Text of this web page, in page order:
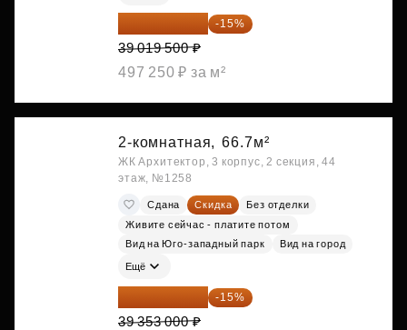
33 166 575 ₽ -15%
39 019 500 ₽
497 250 ₽ за м²
2-комнатная, 66.7м²
ЖК Архитектор, 3 корпус, 2 секция, 44
этаж, №1258
Сдана Скидка
Без отделки
Живите сейчас - платите потом
Вид на Юго-западный парк
Вид на город
Ещё
33 450 050 ₽ -15%
39 353 000 ₽